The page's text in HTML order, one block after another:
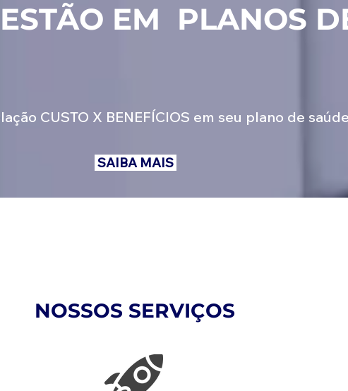
EM PLANOS
CUSTO X BENEFÍCIOS em seu plano de
SAIBA MAIS
NOSSOS SERVIÇOS